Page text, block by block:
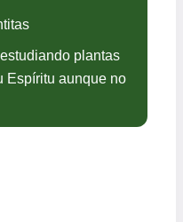
plantas
Espíritu aunque no